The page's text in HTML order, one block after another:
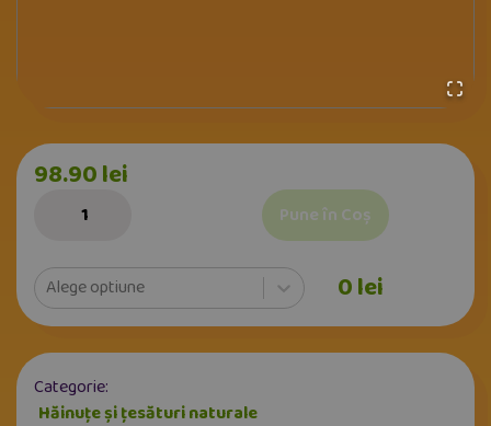
98.90lei
Pune în Coș
Alege optiune 0lei
Categorie:
Hăinuțe și țesături naturale